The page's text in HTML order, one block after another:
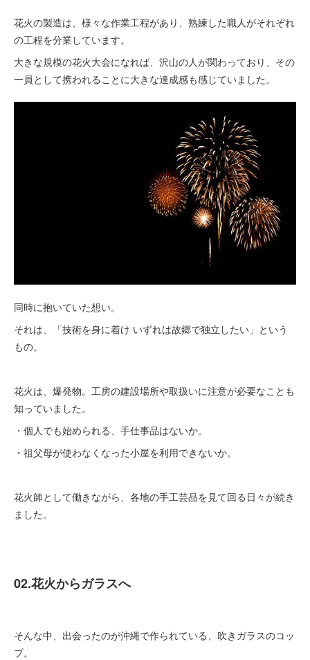
花火の製造は、様々な作業工程があり、熟練した職人がそれぞれ
の工程を分業しています。
大きな規模の花火大会になれば、沢山の人が関わっており、その
一員として携われることに大きな達成感も感じていました。
同時に抱いていた想い。
それは、「技術を身に着け いずれは故郷で独立したい」という
もの。
花火は、爆発物。工房の建設場所や取扱いに注意が必要なことも
知っていました。
・個人でも始められる、手仕事品はないか。
・祖父母が使わなくなった小屋を利用できないか。
花火師として働きながら、各地の手工芸品を見て回る日々が続き
ました。
02.花火からガラスへ
そんな中、出会ったのが沖縄で作られている、吹きガラスのコッ
プ。